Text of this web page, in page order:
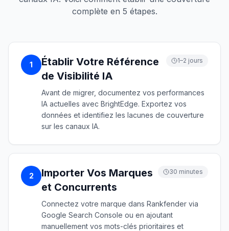
complète en 5 étapes.
1
Établir Votre Référence
de Visibilité IA
1–2 jours
Avant de migrer, documentez vos performances
IA actuelles avec BrightEdge. Exportez vos
données et identifiez les lacunes de couverture
sur les canaux IA.
2
Importer Vos Marques
et Concurrents
30 minutes
Connectez votre marque dans Rankfender via
Google Search Console ou en ajoutant
manuellement vos mots-clés prioritaires et